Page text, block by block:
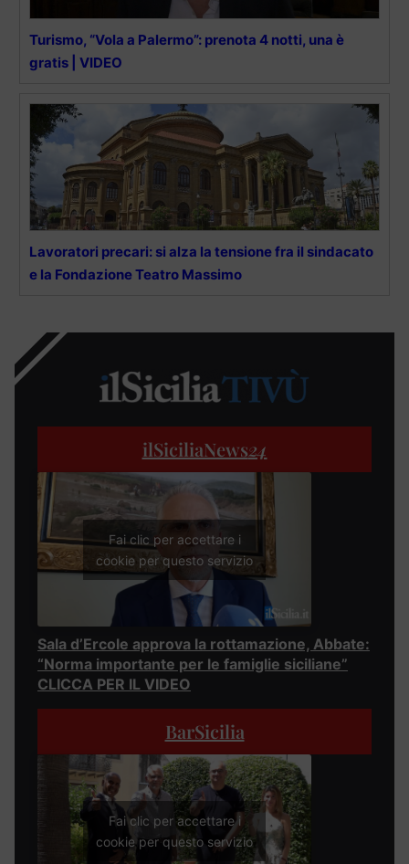
Turismo, “Vola a Palermo”: prenota 4 notti, una è
gratis | VIDEO
Lavoratori precari: si alza la tensione fra il sindacato
e la Fondazione Teatro Massimo
ilSiciliaNews24
Fai clic per accettare i
cookie per questo servizio
Sala d’Ercole approva la rottamazione, Abbate:
“Norma importante per le famiglie siciliane”
CLICCA PER IL VIDEO
BarSicilia
Fai clic per accettare i
cookie per questo servizio